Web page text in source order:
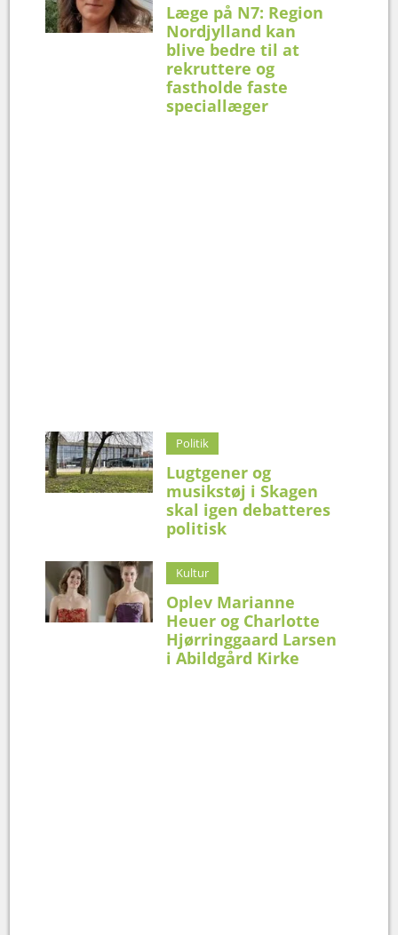
Læge på N7: Region
Nordjylland kan
blive bedre til at
rekruttere og
fastholde faste
speciallæger
Politik
Lugtgener og
musikstøj i Skagen
skal igen debatteres
politisk
Kultur
Oplev Marianne
Heuer og Charlotte
Hjørringgaard Larsen
i Abildgård Kirke